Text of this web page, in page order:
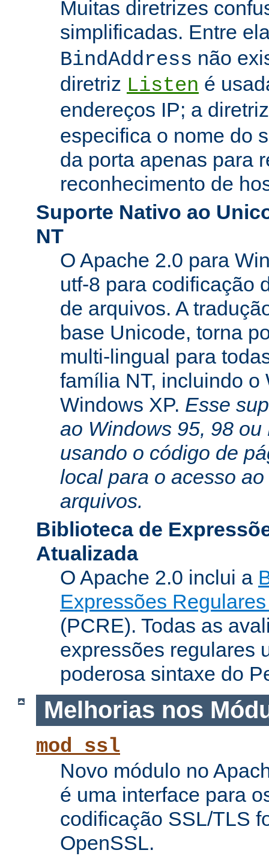
Muitas diretrizes
simplificadas. Entre
BindAddress não
diretriz Listen é
endereços IP; a
especifica o nome do
da porta apenas para
reconhecimento de
Suporte Nativo ao
NT
O Apache 2.0 para
utf-8 para codificação
de arquivos. A
base Unicode, torna
multi-lingual para
família NT, incluindo o
Windows XP. Esse
ao Windows 95, 98
usando o código de
local para o acesso
arquivos.
Biblioteca de
Atualizada
O Apache 2.0 inclui a
Expressões
(PCRE). Todas as
expressões regulares
poderosa sintaxe do
Melhorias nos
mod_ssl
Novo módulo no
é uma interface para
codificação SSL/TLS
OpenSSL.